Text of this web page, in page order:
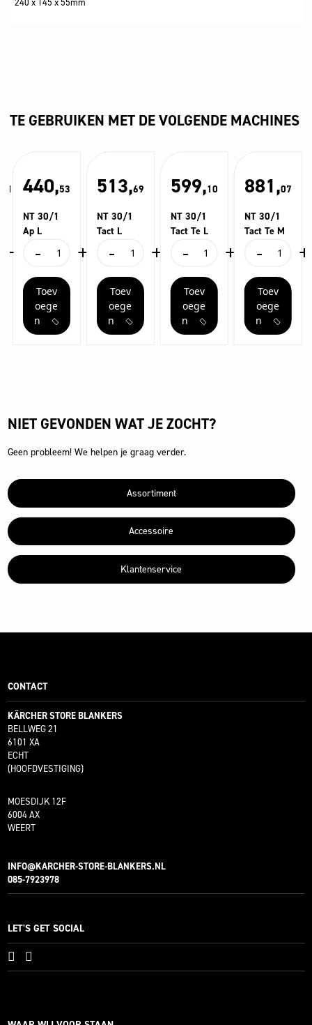
TE GEBRUIKEN MET DE VOLGENDE MACHINES
440,53
NT 30/1
Ap L
-
NT
Ap
L
aantal
+
Toev
oege
n
513,69
NT 30/1
Tact L
-
NT
Tact
L
aantal
+
Toev
oege
n
599,10
NT 30/1
Tact Te L
-
NT
Tact
Te
L
aantal
+
Toev
oege
n
881,07
NT 30/1
Tact Te M
-
NT
Tact
Te
M
aantal
+
Toev
oege
n
41
+
NIET GEVONDEN WAT JE ZOCHT?
Geen probleem! We helpen je graag verder.
Assortiment
Accessoire
Klantenservice
CONTACT
KÄRCHER STORE BLANKERS
BELLWEG 21
6101 XA
ECHT
(HOOFDVESTIGING)
MOESDIJK 12F
6004 AX
WEERT
INFO@KARCHER-STORE-BLANKERS.NL
085-7923978
LET'S GET SOCIAL